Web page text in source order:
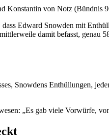
Konstantin von Notz (Bündnis
Edward Snowden mit
damit befasst, genau
Snowdens Enthüllungen,
„Es gab viele Vorwürfe,